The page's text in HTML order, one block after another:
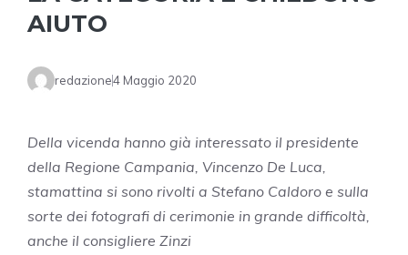
AIUTO
redazione4 Maggio 2020
Della vicenda hanno già interessato il presidente
della Regione Campania, Vincenzo De Luca,
stamattina si sono rivolti a Stefano Caldoro e sulla
sorte dei fotografi di cerimonie in grande difficoltà,
anche il consigliere Zinzi